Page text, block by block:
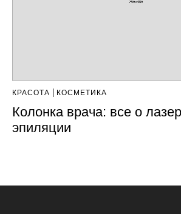
КРАСОТА КОСМЕТИКА
Колонка врача: все о
эпиляции